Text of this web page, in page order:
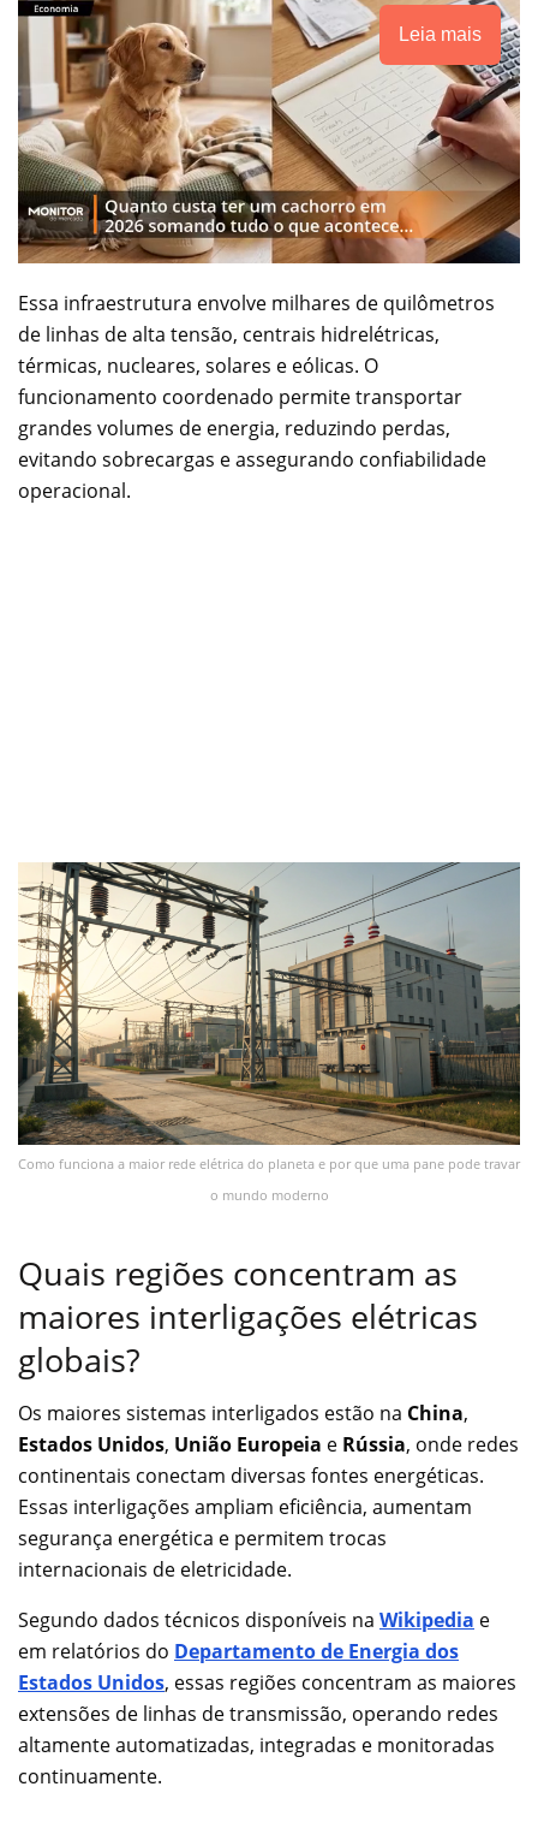
Leia mais
Essa infraestrutura envolve milhares de quilômetros
de linhas de alta tensão, centrais hidrelétricas,
térmicas, nucleares, solares e eólicas. O
funcionamento coordenado permite transportar
grandes volumes de energia, reduzindo perdas,
evitando sobrecargas e assegurando confiabilidade
operacional.
Como funciona a maior rede elétrica do planeta e por que uma pane pode travar
o mundo moderno
Quais regiões concentram as
maiores interligações elétricas
globais?
Os maiores sistemas interligados estão na China,
Estados Unidos, União Europeia e Rússia, onde redes
continentais conectam diversas fontes energéticas.
Essas interligações ampliam eficiência, aumentam
segurança energética e permitem trocas
internacionais de eletricidade.
Segundo dados técnicos disponíveis na Wikipedia e
em relatórios do Departamento de Energia dos
Estados Unidos, essas regiões concentram as maiores
extensões de linhas de transmissão, operando redes
altamente automatizadas, integradas e monitoradas
continuamente.